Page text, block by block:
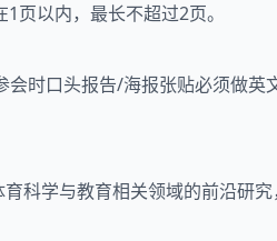
页以内，最长不超过2页。
时口头报告/海报张贴必须做英
科学与教育相关领域的前沿研